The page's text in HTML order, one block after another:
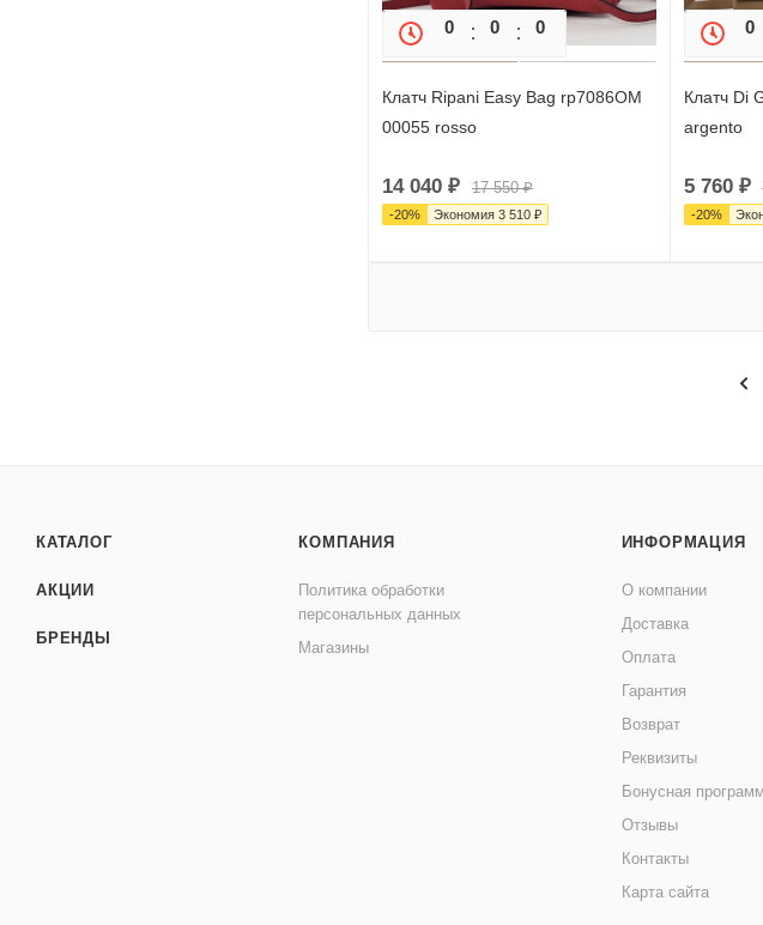
0 0 0 0
Клатч Ripani Easy Bag rp7086OM
00055 rosso
14 040 ₽ 17 550₽
-20% Экономия 3 510 ₽
0
Клатч Di
argento
5 760₽
-20%
КАТАЛОГ
АКЦИИ
БРЕНДЫ
КОМПАНИЯ
Политика обработки
персональных данных
Магазины
ИНФОРМАЦИЯ
О компании
Доставка
Оплата
Гарантия
Возврат
Реквизиты
Бонусная
Отзывы
Контакты
Карта сайта